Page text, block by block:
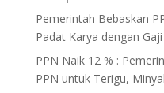
Pemerintah Bebaskan
Padat Karya dengan
PPN Naik 12 % :
PPN untuk Terigu,